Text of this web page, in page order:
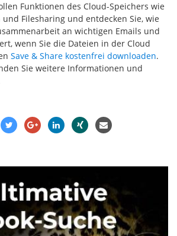
Funktionen des Cloud-Speichers wie
Filesharing und entdecken Sie, wie
an wichtigen Emails und
wenn Sie die Dateien in der Cloud
Save & Share kostenfrei downloaden.
Sie weitere Informationen und